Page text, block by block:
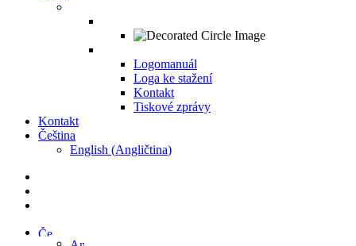
Logomanuál
Loga ke stažení
Kontakt
Tiskové zprávy
Kontakt
Čeština
English (Angličtina)